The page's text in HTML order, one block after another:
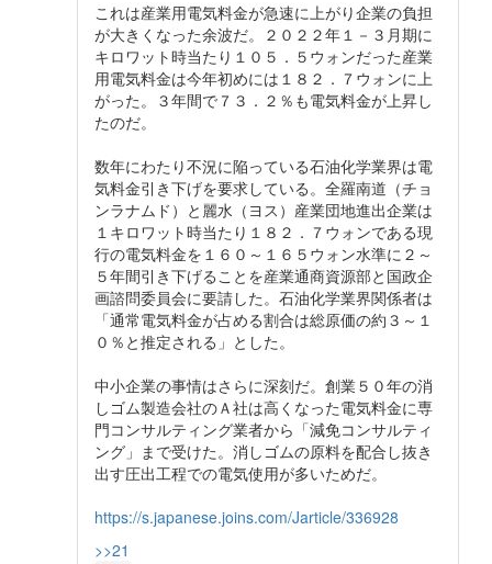
これは産業用電気料金が急速に上がり企業の負担
が大きくなった余波だ。２０２２年１－３月期に
キロワット時当たり１０５．５ウォンだった産業
用電気料金は今年初めには１８２．７ウォンに上
がった。３年間で７３．２％も電気料金が上昇し
たのだ。
数年にわたり不況に陥っている石油化学業界は電
気料金引き下げを要求している。全羅南道（チョ
ンラナムド）と麗水（ヨス）産業団地進出企業は
１キロワット時当たり１８２．７ウォンである現
行の電気料金を１６０～１６５ウォン水準に２～
５年間引き下げることを産業通商資源部と国政企
画諮問委員会に要請した。石油化学業界関係者は
「通常電気料金が占める割合は総原価の約３～１
０％と推定される」とした。
中小企業の事情はさらに深刻だ。創業５０年の消
しゴム製造会社のＡ社は高くなった電気料金に専
門コンサルティング業者から「減免コンサルティ
ング」まで受けた。消しゴムの原料を配合し抜き
出す圧出工程での電気使用が多いためだ。
https://s.japanese.joins.com/Jarticle/336928
>>21